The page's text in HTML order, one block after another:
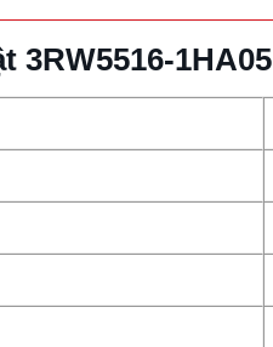
3RW5516-1HA05